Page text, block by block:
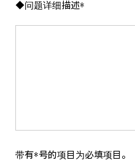
◆问题详细描述*
带有*号的项目为必填项目。